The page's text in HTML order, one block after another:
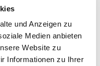
und Anzeigen zu
Medien anbieten
Website zu
Informationen zu Ihrer